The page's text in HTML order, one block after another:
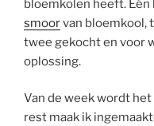
bloemkolen heeft.
smoorvan bloemkool,
twee gekocht en voor
oplossing.
Van de week wordt
rest maak ik